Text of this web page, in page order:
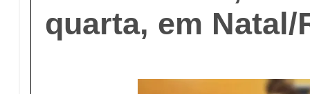
quarta, em Natal/